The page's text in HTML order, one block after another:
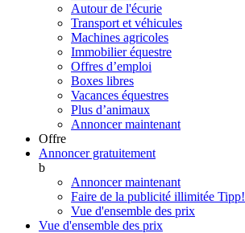
Autour de l'écurie
Transport et véhicules
Machines agricoles
Immobilier équestre
Offres d’emploi
Boxes libres
Vacances équestres
Plus d’animaux
Annoncer maintenant
Offre
Annoncer gratuitement
b
Annoncer maintenant
Faire de la publicité illimitée Tipp!
Vue d'ensemble des prix
Vue d'ensemble des prix